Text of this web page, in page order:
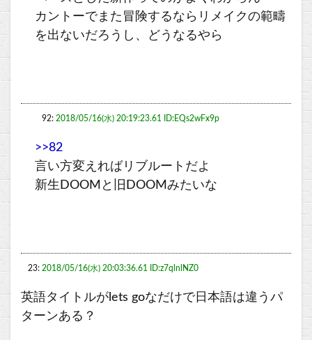
カントーでまた冒険するならリメイクの範疇
を出ないだろうし、どうなるやら
92: 2018/05/16(水) 20:19:23.61 ID:EQs2wFx9p
>>82
言い方変えればリブルートだよ
新生DOOMと旧DOOMみたいな
23: 2018/05/16(水) 20:03:36.61 ID:z7qlnlNZ0
英語タイトルがlets goなだけで日本語は違うパ
ターンある？